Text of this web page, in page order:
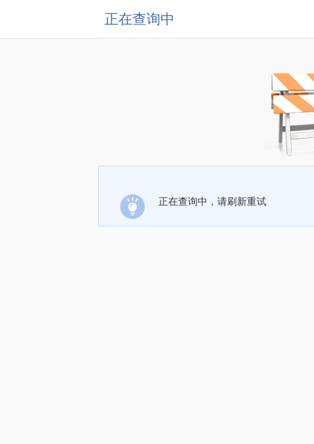
正在查询中
正在查询中，请刷新重试